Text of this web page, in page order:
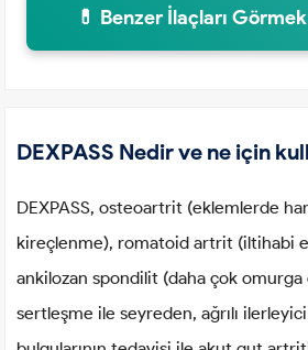
💊 Benzer İlaçları
DEXPASS Nedir ve ne için
DEXPASS, osteoartrit (eklemlerde
kireçlenme), romatoid artrit (iltihabi
ankilozan spondilit (daha çok
sertleşme ile seyreden, ağrılı